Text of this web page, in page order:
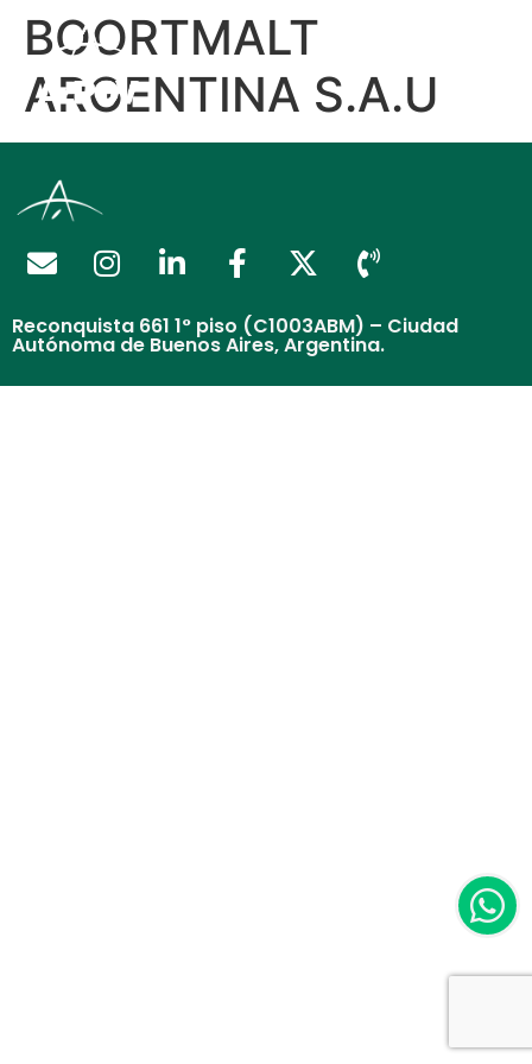
BOORTMALT
ARGENTINA S.A.U
Reconquista 661 1° piso (C1003ABM) – Ciudad
Autónoma de Buenos Aires, Argentina.